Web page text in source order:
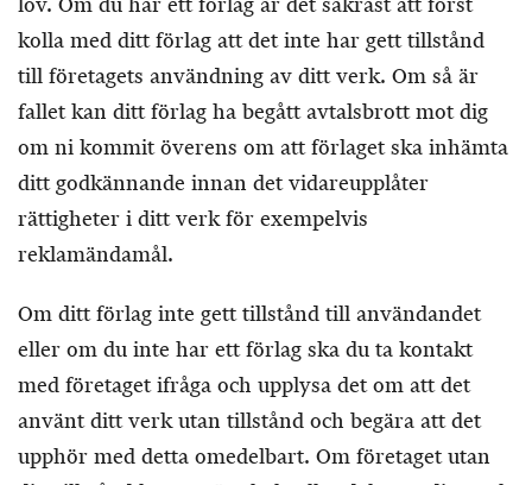
kolla med ditt förlag att det inte har gett tillstånd
till företagets användning av ditt verk. Om så är
fallet kan ditt förlag ha begått avtalsbrott mot dig
om ni kommit överens om att förlaget ska inhämta
ditt godkännande innan det vidareupplåter
rättigheter i ditt verk för exempelvis
reklamändamål.
Om ditt förlag inte gett tillstånd till användandet
eller om du inte har ett förlag ska du ta kontakt
med företaget ifråga och upplysa det om att det
använt ditt verk utan tillstånd och begära att det
upphör med detta omedelbart. Om företaget utan